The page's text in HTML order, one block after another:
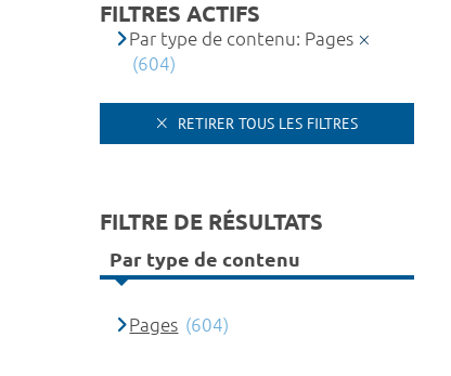
FILTRES ACTIFS
Par type de contenu: Pages
(604)
RETIRER TOUS LES FILTRES
FILTRE DE RÉSULTATS
Par type de contenu
Pages (604)